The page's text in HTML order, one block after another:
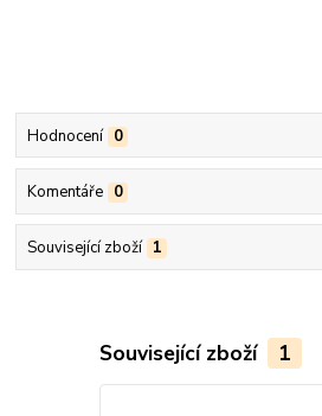
Hodnocení 0
Komentáře 0
Související zboží 1
Související zboží 1